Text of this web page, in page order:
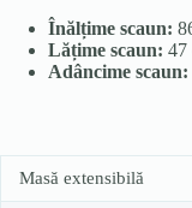
Înălțime scaun:
Lățime scaun: 47
Adâncime scaun:
Masă extensibilă